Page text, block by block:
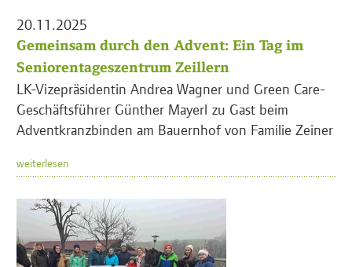
20.11.2025
Gemeinsam durch den Advent: Ein Tag im
Seniorentageszentrum Zeillern
LK-Vizepräsidentin Andrea Wagner und Green Care-
Geschäftsführer Günther Mayerl zu Gast beim
Adventkranzbinden am Bauernhof von Familie Zeiner
weiterlesen